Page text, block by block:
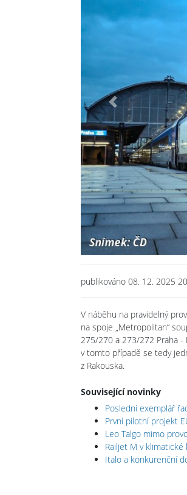
Previous
publikováno 08. 12. 2025
V náběhu na pravidelný
na spoje „Metropolitan“
275/270 a 273/272 Praha -
v tomto případě se tedy
z Rakouska.
Související novinky
Poslední exemplář
První pilotní projekt
Leo Talgo mimo
Railjet M v klimatické
Italo a konkurenční